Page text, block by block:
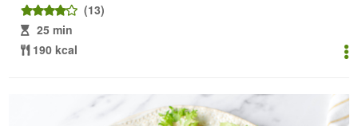
(13)
25 min
190 kcal